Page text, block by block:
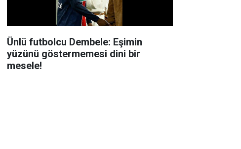
Ünlü futbolcu Dembele: Eşimin
yüzünü göstermemesi dini bir
mesele!